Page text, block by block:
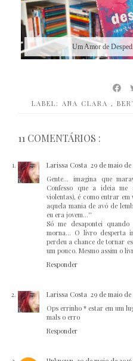
Um Amor de
LABEL: ANA CLARA ,
11 COMENTÁRIOS :
Larissa Costa 29 de maio de
Gente... imagina que
Confesso que a ideia me
violentas), é como entrar
aquela mania de avó de
eu era jovem...''
Só me desapontei
morna... O livro desperta
perdeu a chance de tornar
um pouco. Mesmo assim o
Responder
Larissa Costa 29 de maio de
Ops errinho * estar em um
mals o erro
Responder